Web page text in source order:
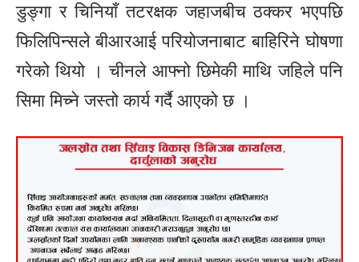
डुङ्गा र चिनियाँ तटरक्षक जहाजबीच ठक्कर भएपछि
फिलिपिन्सले बीआरआई परियोजनाबाट बाहिरिने घोषणा
गरेको थियो । चीनले आफ्नो छिमेकी माथि जहिले पनि
सिमा मिच्ने जस्तो कार्य गर्दै आएको छ ।